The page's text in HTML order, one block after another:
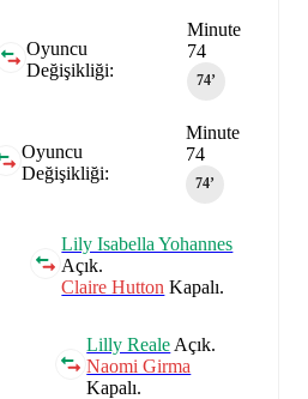
Minute
74
74‎’‎
Oyuncu
Değişikliği:
Minute
74
74‎’‎
Oyuncu
Değişikliği:
Lily Isabella Yohannes
Açık.
Claire Hutton Kapalı.
Lilly Reale Açık.
Naomi Girma
Kapalı.